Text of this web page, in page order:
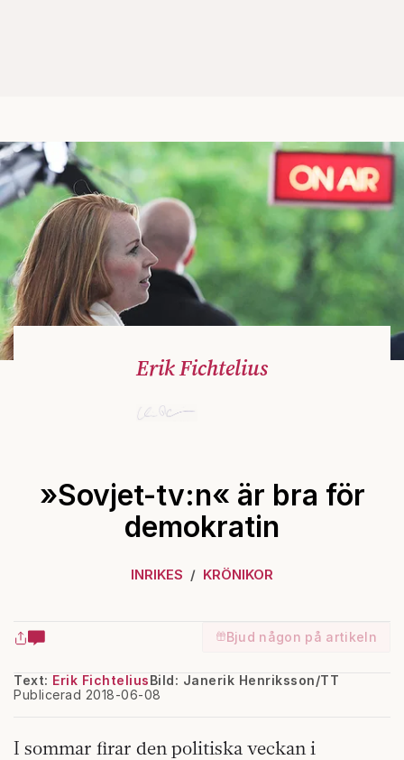
Erik Fichtelius
»Sovjet-tv:n« är bra för
demokratin
INRIKES KRÖNIKOR
Bjud någon på artikeln
Text: Erik Fichtelius
Publicerad 2018-06-08
Bild: Janerik Henriksson/TT
I sommar firar den politiska veckan i